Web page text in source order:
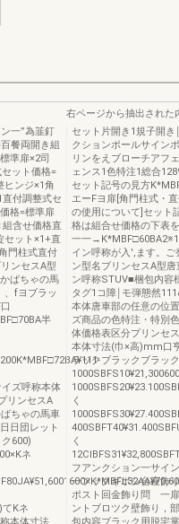
一”為韮釘
餐両開き組
準扉×2司
ット価格=
ンジ×1角
付調整式セ
格=標準扉
含せ価格直
セット×1+直
門柱式直付
ンセスA型
ばちゃの馬
、fヨブラッ
半
イズ呼称本体
リンセスA
ちゃの馬車
日団レット
600)
ネ
てKネ
右ページから抽出された
セット片開き1規子開
クションポールサイン
リンをえブローチアフ
ェンス1色特注1総合
セット記号の見方
エーFヨ扉[角門柱式・
の使用について]セット
格は組合せ価格の下表
一一
イン呼称が入',ます。ご
ン型名ブリンセスA型
ン呼称STUV■梱包内容
タグ1コ障￨モ弾態然
本体唐車部の任意の位
ズ商品の色特注・特別
体価格表区分プリンセ
本体寸法(巾×高)mm口
ラックブラックブラッ
く
く
フアンクション一サ
一フックギボシ台座飾
ポスト回金飾り問 一扉
ントブロツク壁飾り，